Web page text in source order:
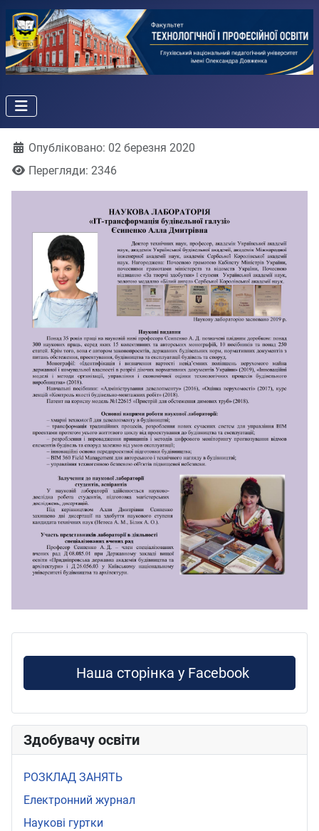
ДеталіОпубліковано: 02 березня 2020
Перегляди: 2346
Наша сторінка у Facebook
Здобувачу освіти
РОЗКЛАД ЗАНЯТЬ
Електронний журнал
Наукові гуртки